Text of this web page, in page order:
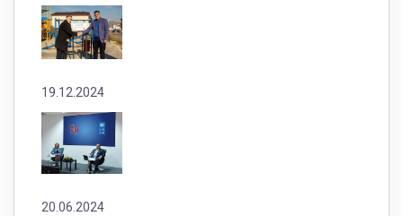
19.12.2024
20.06.2024